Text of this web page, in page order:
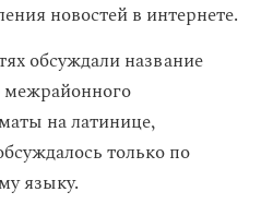
новостей в интернете.
обсуждали название
на латинице,
только по
языку.